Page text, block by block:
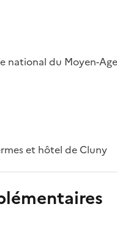
national du Moyen-
et hôtel de Cluny